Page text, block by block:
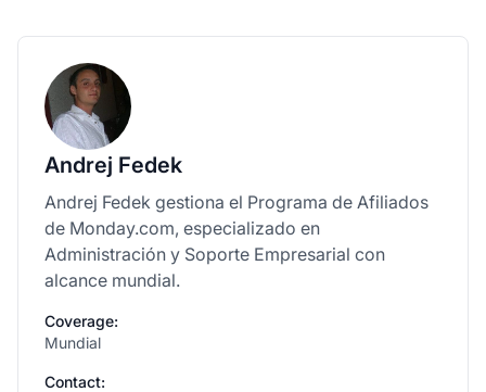
Andrej Fedek
Andrej Fedek gestiona el Programa de Afiliados
de Monday.com, especializado en
Administración y Soporte Empresarial con
alcance mundial.
Coverage:
Mundial
Contact: